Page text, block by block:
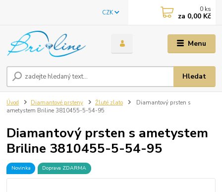
Menu
CZK
Hledat
0 ks
za 0,00 Kč
Úvod Diamantové prsteny Žluté zlato
Diamantový prsten s
ametystem Briline 3810455-5-54-95
Diamantový prsten s ametystem
Briline 3810455-5-54-95
Novinka Doprava ZDARMA